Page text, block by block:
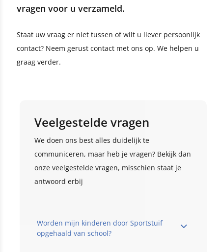
vragen voor u verzameld.
Staat uw vraag er niet tussen of wilt u liever persoonlijk
contact? Neem gerust contact met ons op. We helpen u
graag verder.
Veelgestelde vragen
We doen ons best alles duidelijk te
communiceren, maar heb je vragen? Bekijk dan
onze veelgestelde vragen, misschien staat je
antwoord erbij
Worden mijn kinderen door Sportstuif
opgehaald van school?